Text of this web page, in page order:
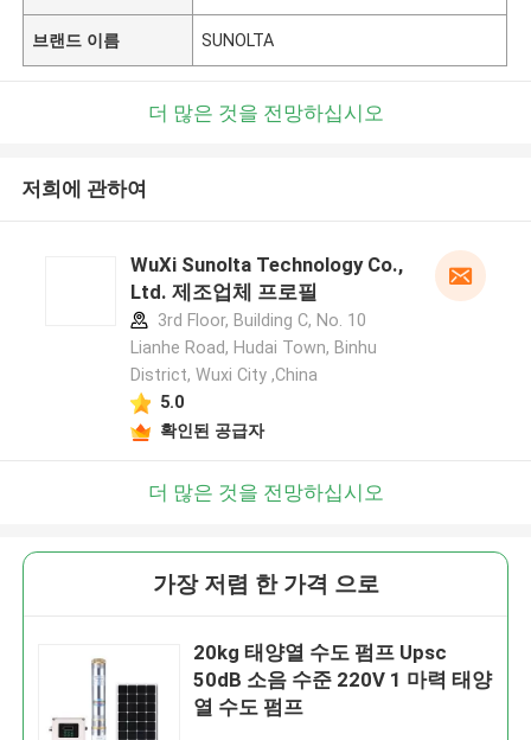
브랜드 이름 SUNOLTA
더 많은 것을 전망하십시오
저희에 관하여
WuXi Sunolta Technology Co.,
Ltd. 제조업체 프로필
3rd Floor, Building C, No. 10
Lianhe Road, Hudai Town, Binhu
District, Wuxi City ,China
5.0
확인된 공급자
더 많은 것을 전망하십시오
가장 저렴 한 가격 으로
20kg 태양열 수도 펌프 Upsc
50dB 소음 수준 220V 1 마력 태양
열 수도 펌프